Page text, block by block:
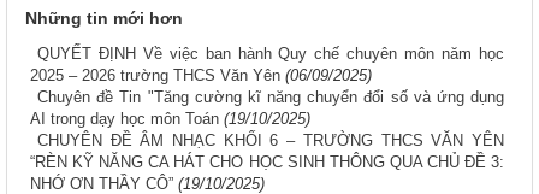
Những tin mới hơn
QUYẾT ĐỊNH Về việc ban hành Quy chế chuyên môn năm học
2025 – 2026 trường THCS Văn Yên (06/09/2025)
Chuyên đề Tin "Tăng cường kĩ năng chuyển đổi số và ứng dụng
AI trong dạy học môn Toán (19/10/2025)
CHUYÊN ĐỀ ÂM NHẠC KHỐI 6 – TRƯỜNG THCS VĂN YÊN
“RÈN KỸ NĂNG CA HÁT CHO HỌC SINH THÔNG QUA CHỦ ĐỀ 3:
NHỚ ƠN THẦY CÔ” (19/10/2025)